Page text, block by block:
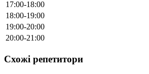
17:00-18:00
18:00-19:00
19:00-20:00
20:00-21:00
Схожі репетитори